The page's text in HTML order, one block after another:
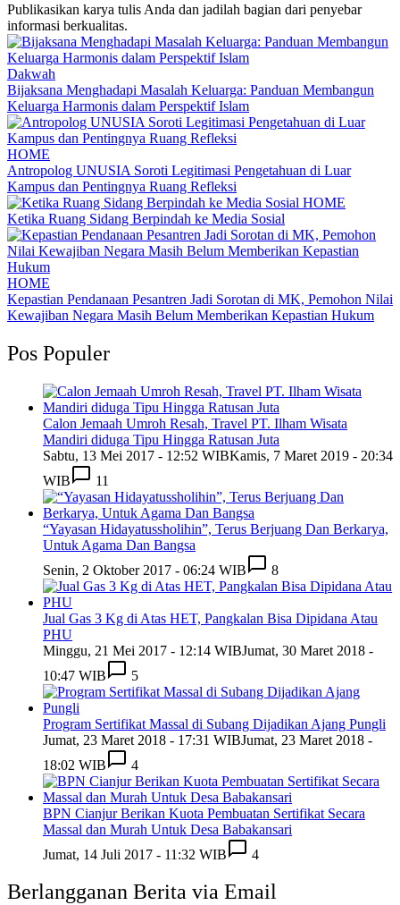
Publikasikan karya tulis Anda dan jadilah bagian dari penyebar
informasi berkualitas.
Dakwah
Bijaksana Menghadapi Masalah Keluarga: Panduan Membangun
Keluarga Harmonis dalam Perspektif Islam
HOME
Antropolog UNUSIA Soroti Legitimasi Pengetahuan di Luar
Kampus dan Pentingnya Ruang Refleksi
HOME
Ketika Ruang Sidang Berpindah ke Media Sosial
HOME
Kepastian Pendanaan Pesantren Jadi Sorotan di MK, Pemohon Nilai
Kewajiban Negara Masih Belum Memberikan Kepastian Hukum
Pos Populer
Calon Jemaah Umroh Resah, Travel PT. Ilham Wisata
Mandiri diduga Tipu Hingga Ratusan Juta
Sabtu, 13 Mei 2017 - 12:52 WIBKamis, 7 Maret 2019 - 20:34
WIB
11
“Yayasan Hidayatussholihin”, Terus Berjuang Dan Berkarya,
Untuk Agama Dan Bangsa
Senin, 2 Oktober 2017 - 06:24 WIB
8
Jual Gas 3 Kg di Atas HET, Pangkalan Bisa Dipidana Atau
PHU
Minggu, 21 Mei 2017 - 12:14 WIBJumat, 30 Maret 2018 -
10:47 WIB
5
Program Sertifikat Massal di Subang Dijadikan Ajang Pungli
Jumat, 23 Maret 2018 - 17:31 WIBJumat, 23 Maret 2018 -
18:02 WIB
4
BPN Cianjur Berikan Kuota Pembuatan Sertifikat Secara
Massal dan Murah Untuk Desa Babakansari
Jumat, 14 Juli 2017 - 11:32 WIB
4
Berlangganan Berita via Email